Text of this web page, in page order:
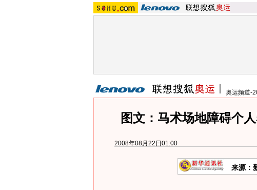
奥运频道-
图文：马术场地障碍个
2008年08月22日01:00
来源：